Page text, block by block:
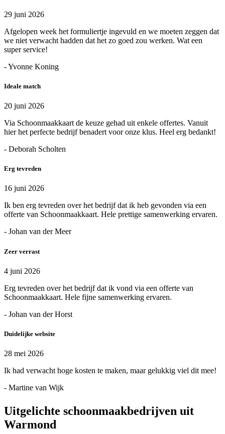
29 juni 2026
Afgelopen week het formuliertje ingevuld en we moeten zeggen dat
we niet verwacht hadden dat het zo goed zou werken. Wat een
super service!
- Yvonne Koning
Ideale match
20 juni 2026
Via Schoonmaakkaart de keuze gehad uit enkele offertes. Vanuit
hier het perfecte bedrijf benadert voor onze klus. Heel erg bedankt!
- Deborah Scholten
Erg tevreden
16 juni 2026
Ik ben erg tevreden over het bedrijf dat ik heb gevonden via een
offerte van Schoonmaakkaart. Hele prettige samenwerking ervaren.
- Johan van der Meer
Zeer verrast
4 juni 2026
Erg tevreden over het bedrijf dat ik vond via een offerte van
Schoonmaakkaart. Hele fijne samenwerking ervaren.
- Johan van der Horst
Duidelijke website
28 mei 2026
Ik had verwacht hoge kosten te maken, maar gelukkig viel dit mee!
- Martine van Wijk
Uitgelichte schoonmaakbedrijven uit
Warmond